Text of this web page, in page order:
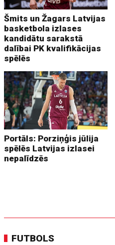
Šmits un Žagars Latvijas
basketbola izlases
kandidātu sarakstā
dalībai PK kvalifikācijas
spēlēs
Portāls: Porziņģis jūlija
spēlēs Latvijas izlasei
nepalīdzēs
FUTBOLS